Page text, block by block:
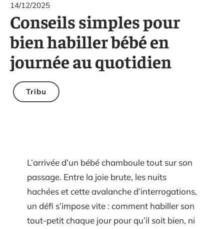
14/12/2025
Conseils simples pour
bien habiller bébé en
journée au quotidien
Tribu
L’arrivée d’un bébé chamboule tout sur son
passage. Entre la joie brute, les nuits
hachées et cette avalanche d’interrogations,
un défi s’impose vite : comment habiller son
tout-petit chaque jour pour qu’il soit bien, ni